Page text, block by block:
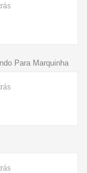
Para Marquinha